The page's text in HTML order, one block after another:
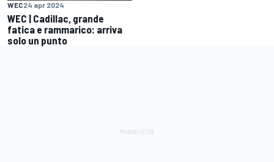
WEC24 apr 2024
WEC | Cadillac, grande
fatica e rammarico: arriva
solo un punto